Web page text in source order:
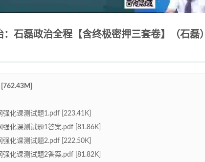
石磊政治全程【含终极密押三套卷】（石磊）
强化课测试题1.pdf [223.41K]
强化课测试题1答案.pdf [81.86K]
强化课测试题2.pdf [222.50K]
强化课测试题2答案.pdf [81.82K]